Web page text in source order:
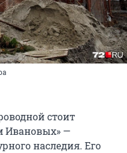
стоит
Ивановых» —
наследия. Его